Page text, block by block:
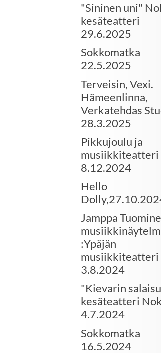
"Sininen uni"
kesäteatteri
29.6.2025
Sokkomatka
22.5.2025
Terveisin, Vexi.
Hämeenlinna,
Verkatehdas
28.3.2025
Pikkujoulu ja
musiikkiteatteri
8.12.2024
Hello
Jamppa
:Ypäjän
musiikkiteatteri
3.8.2024
"Kievarin
kesäteatteri
4.7.2024
Sokkomatka
16.5.2024